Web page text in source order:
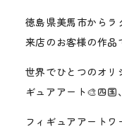
徳島県美馬市からラ
来店のお客様の作品
世界でひとつのオリ
ギュアアート🎨四
フィギュアアート